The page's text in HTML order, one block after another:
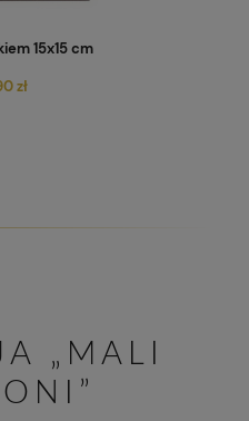
i Gabriel
zł
„MALI